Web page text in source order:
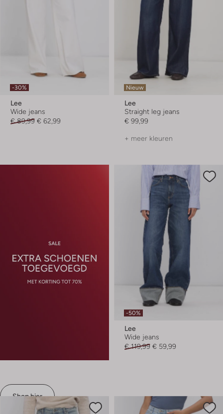
-30%
Lee
Wide jeans
€ 89,99 € 62,99
Nieuw
Lee
Straight leg jeans
€ 99,99
+ meer kleuren
Shop hier
-50%
Lee
Wide jeans
€ 119,99 € 59,99